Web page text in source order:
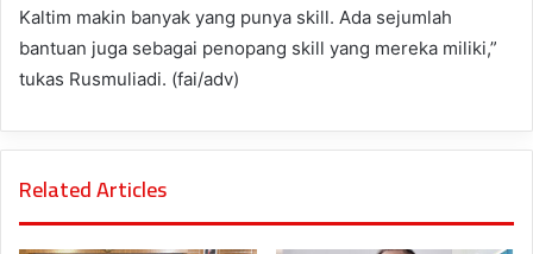
Kaltim makin banyak yang punya skill. Ada sejumlah
bantuan juga sebagai penopang skill yang mereka miliki,”
tukas Rusmuliadi. (fai/adv)
Related Articles